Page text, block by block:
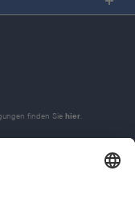
finden Sie hier.